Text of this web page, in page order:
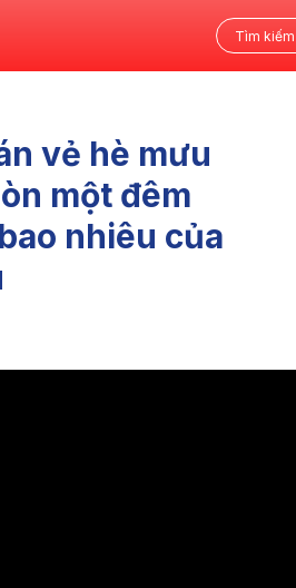
vẻ hè mưu
một đêm
nhiêu của